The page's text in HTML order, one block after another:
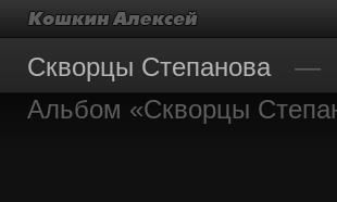
Скворцы Степанова
Альбом «Скворцы